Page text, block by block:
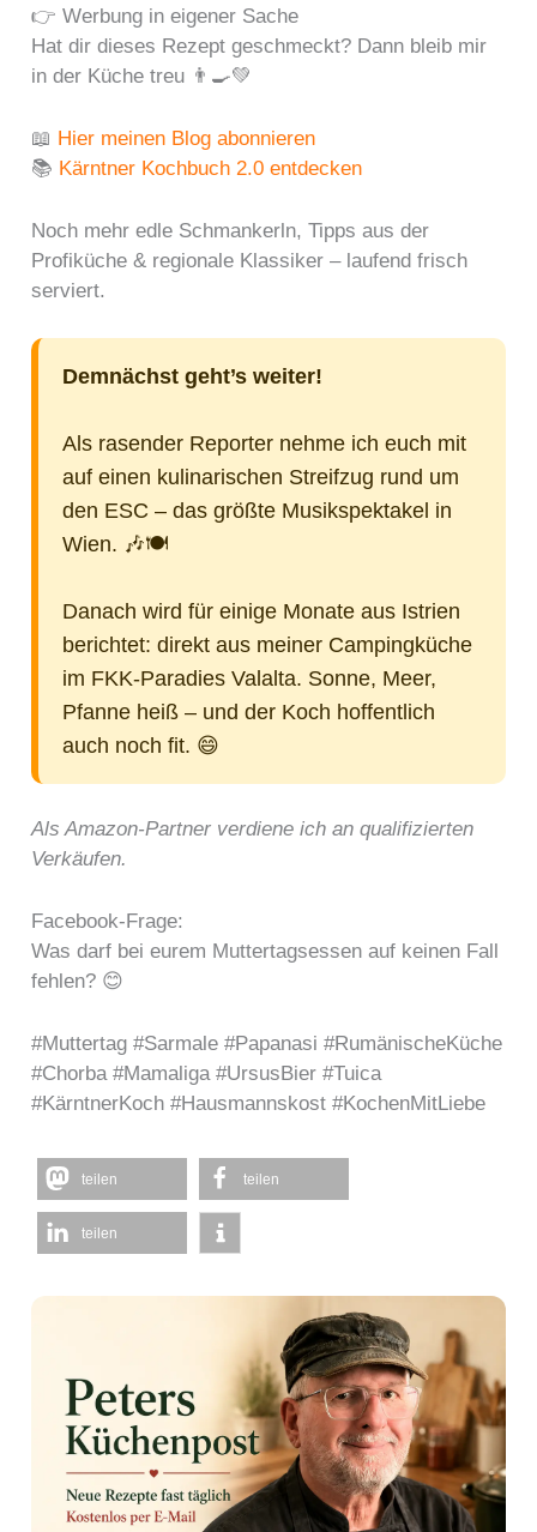
👉 Werbung in eigener Sache
Hat dir dieses Rezept geschmeckt? Dann bleib mir
in der Küche treu 👨‍🍳💚
📖 Hier meinen Blog abonnieren
📚 Kärntner Kochbuch 2.0 entdecken
Noch mehr edle Schmankerln, Tipps aus der
Profiküche & regionale Klassiker – laufend frisch
serviert.
Demnächst geht’s weiter!
Als rasender Reporter nehme ich euch mit
auf einen kulinarischen Streifzug rund um
den ESC – das größte Musikspektakel in
Wien. 🎶🍽️
Danach wird für einige Monate aus Istrien
berichtet: direkt aus meiner Campingküche
im FKK-Paradies Valalta. Sonne, Meer,
Pfanne heiß – und der Koch hoffentlich
auch noch fit. 😄
Als Amazon-Partner verdiene ich an qualifizierten
Verkäufen.
Facebook-Frage:
Was darf bei eurem Muttertagsessen auf keinen Fall
fehlen? 😊
#Muttertag #Sarmale #Papanasi #RumänischeKüche
#Chorba #Mamaliga #UrsusBier #Tuica
#KärntnerKoch #Hausmannskost #KochenMitLiebe
teilen teilen
teilen